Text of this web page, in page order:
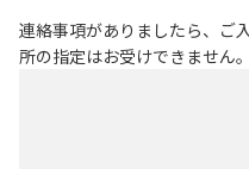
連絡事項がありましたら、ご
所の指定はお受けできません。